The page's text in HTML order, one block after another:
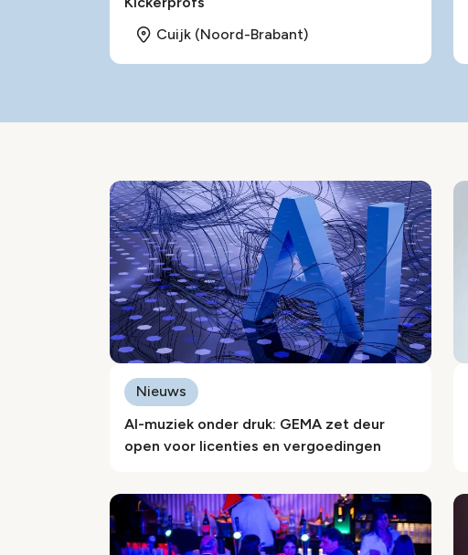
Cuijk (Noord-Brabant)
AI-muziek onder druk: GEMA zet deur
open voor licenties en vergoedingen
Nieuws